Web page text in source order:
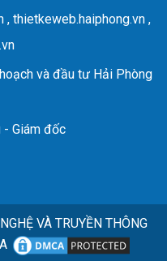
, thietkeweb.haiphong.vn ,
và đầu tư Hải Phòng
- Giám đốc
VÀ TRUYỀN THÔNG